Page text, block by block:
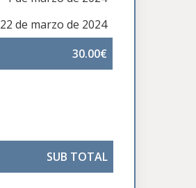
22 de marzo de 2024
30.00€
SUB TOTAL